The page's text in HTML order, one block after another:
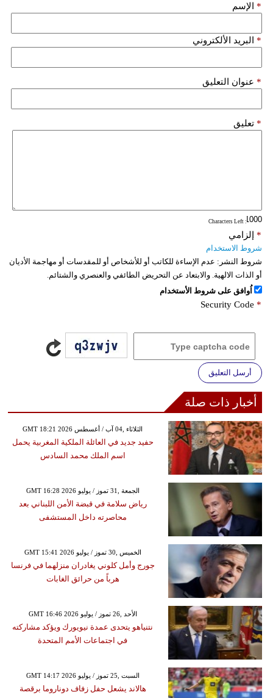
الإسم *
البريد الألكتروني *
عنوان التعليق *
تعليق *
: Characters Left
إلزامي *
شروط الاستخدام
شروط النشر: عدم الإساءة للكاتب أو للأشخاص أو للمقدسات أو مهاجمة الأديان
أو الذات الالهية. والابتعاد عن التحريض الطائفي والعنصري والشتائم.
اُوافق على شروط الأستخدام
Security Code *
أرسل التعليق
أخبار ذات صلة
GMT 18:21 2026 الثلاثاء ,04 آب / أغسطس
حفيد جديد في العائلة الملكية المغربية يحمل
اسم الملك محمد السادس
GMT 16:28 2026 الجمعة ,31 تموز / يوليو
رياض سلامة في قبضة الأمن اللبناني بعد
محاصرته داخل المستشفى
GMT 15:41 2026 الخميس ,30 تموز / يوليو
جورج وأمل كلوني يغادران منزلهما في فرنسا
هرباً من حرائق الغابات
GMT 16:46 2026 الأحد ,26 تموز / يوليو
نتنياهو يتحدى عمدة نيويورك ويؤكد مشاركته
في اجتماعات الأمم المتحدة
GMT 14:17 2026 السبت ,25 تموز / يوليو
هالاند يشعل حفل زفاف دوناروما برقصة